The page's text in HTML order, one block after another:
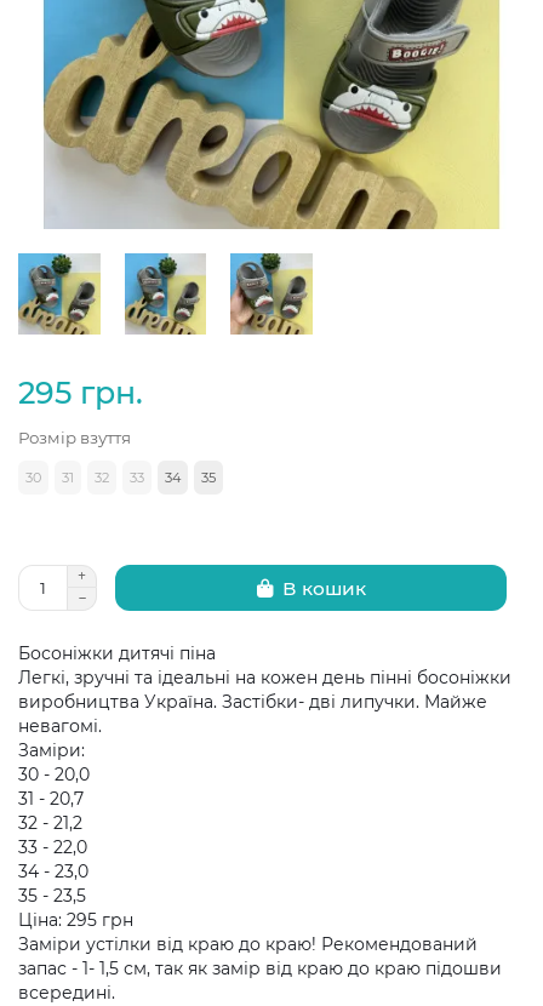
295 грн.
Розмір взуття
30 31 32 33 34 35
В кошик
Босоніжки дитячі піна
Легкі, зручні та ідеальні на кожен день пінні босоніжки
виробництва Україна. Застібки- дві липучки. Майже
невагомі.
Заміри:
30 - 20,0
31 - 20,7
32 - 21,2
33 - 22,0
34 - 23,0
35 - 23,5
Ціна: 295 грн
Заміри устілки від краю до краю! Рекомендований
запас - 1- 1,5 см, так як замір від краю до краю підошви
всередині.